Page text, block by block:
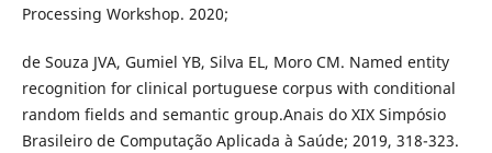
Processing Workshop. 2020;
de Souza JVA, Gumiel YB, Silva EL, Moro CM. Named entity
recognition for clinical portuguese corpus with conditional
random fields and semantic group.Anais do XIX Simpósio
Brasileiro de Computação Aplicada à Saúde; 2019, 318-323.